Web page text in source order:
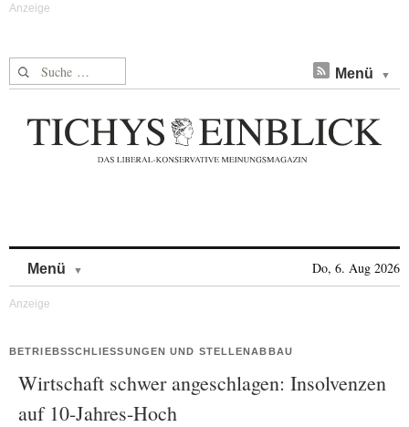
Suche nach: Menü
Menü Do, 6. Aug 2026
BETRIEBSSCHLIESSUNGEN UND STELLENABBAU
Wirtschaft schwer angeschlagen: Insolvenzen
auf 10-Jahres-Hoch